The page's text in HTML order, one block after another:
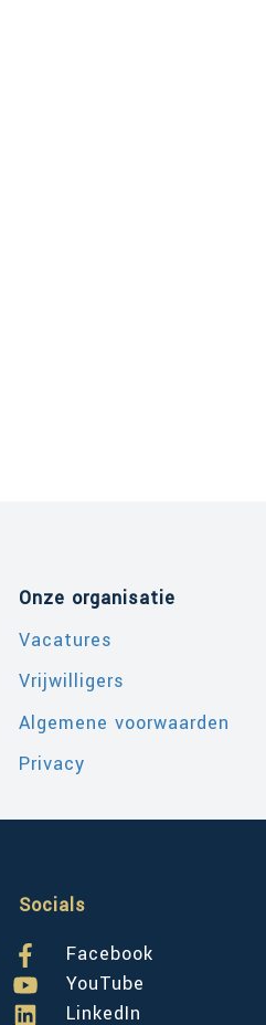
Onze organisatie
Vacatures
Vrijwilligers
Algemene voorwaarden
Privacy
Socials
Facebook
YouTube
LinkedIn